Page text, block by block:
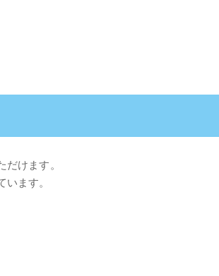
けます。
ます。